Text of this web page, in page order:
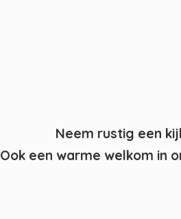
Neem rustig een
Ook een warme welkom in